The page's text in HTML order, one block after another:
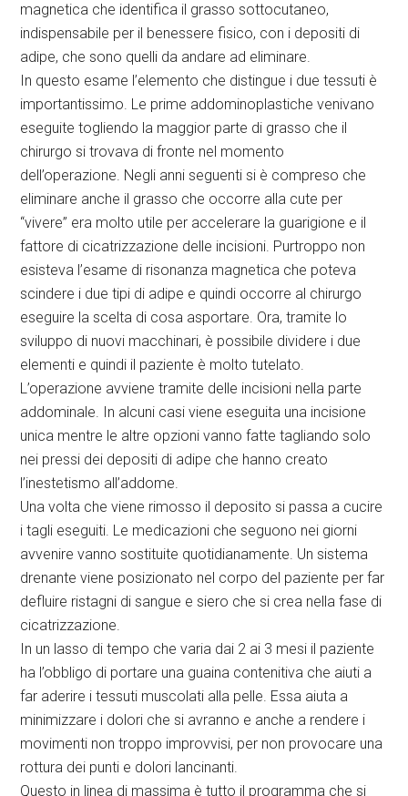
magnetica che identifica il grasso sottocutaneo,
indispensabile per il benessere fisico, con i depositi di
adipe, che sono quelli da andare ad eliminare.
In questo esame l’elemento che distingue i due tessuti è
importantissimo. Le prime addominoplastiche venivano
eseguite togliendo la maggior parte di grasso che il
chirurgo si trovava di fronte nel momento
dell’operazione. Negli anni seguenti si è compreso che
eliminare anche il grasso che occorre alla cute per
“vivere” era molto utile per accelerare la guarigione e il
fattore di cicatrizzazione delle incisioni. Purtroppo non
esisteva l’esame di risonanza magnetica che poteva
scindere i due tipi di adipe e quindi occorre al chirurgo
eseguire la scelta di cosa asportare. Ora, tramite lo
sviluppo di nuovi macchinari, è possibile dividere i due
elementi e quindi il paziente è molto tutelato.
L’operazione avviene tramite delle incisioni nella parte
addominale. In alcuni casi viene eseguita una incisione
unica mentre le altre opzioni vanno fatte tagliando solo
nei pressi dei depositi di adipe che hanno creato
l’inestetismo all’addome.
Una volta che viene rimosso il deposito si passa a cucire
i tagli eseguiti. Le medicazioni che seguono nei giorni
avvenire vanno sostituite quotidianamente. Un sistema
drenante viene posizionato nel corpo del paziente per far
defluire ristagni di sangue e siero che si crea nella fase di
cicatrizzazione.
In un lasso di tempo che varia dai 2 ai 3 mesi il paziente
ha l’obbligo di portare una guaina contenitiva che aiuti a
far aderire i tessuti muscolati alla pelle. Essa aiuta a
minimizzare i dolori che si avranno e anche a rendere i
movimenti non troppo improvvisi, per non provocare una
rottura dei punti e dolori lancinanti.
Questo in linea di massima è tutto il programma che si